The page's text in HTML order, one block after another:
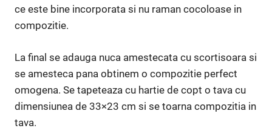
ce este bine incorporata si nu raman cocoloase in
compozitie.
La final se adauga nuca amestecata cu scortisoara si
se amesteca pana obtinem o compozitie perfect
omogena. Se tapeteaza cu hartie de copt o tava cu
dimensiunea de 33×23 cm si se toarna compozitia in
tava.